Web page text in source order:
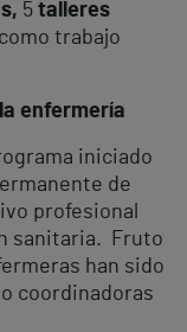
5 talleres
como trabajo
enfermería
iniciado
de
profesional
sanitaria. Fruto
han sido
coordinadoras